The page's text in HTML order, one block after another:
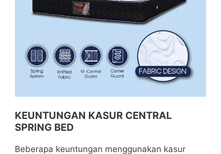
KEUNTUNGAN KASUR CENTRAL
SPRING BED
Beberapa keuntungan menggunakan kasur